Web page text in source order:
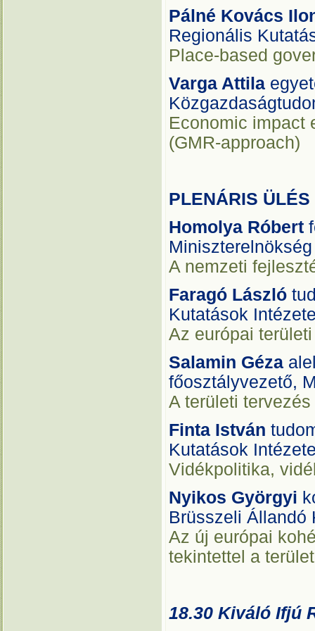
Pálné Kovács
Regionális
Place-based
Varga Attila
Economic impact
(GMR-approach)
PLENÁRIS ÜLÉS
Homolya Róbert
Miniszterelnökség
A nemzeti
Faragó László
Kutatások
Az európai
Salamin Géza
főosztályvezető,
A területi
Finta István
Kutatások
Vidékpolitika,
Nyikos Györgyi
Brüsszeli Állandó
Az új európai
tekintettel a
18.30 Kiváló Ifjú